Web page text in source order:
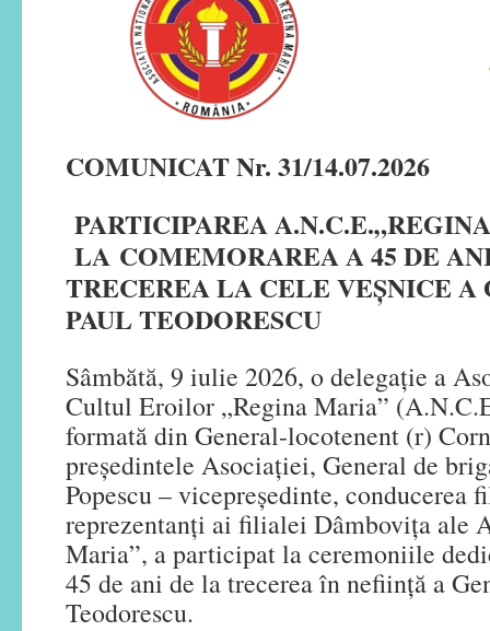
COMUNICAT Nr. 31/14.07.2026
PARTICIPAREA
LA COMEMORAREA A 45 DE
TRECEREA LA CELE VEȘNICE
PAUL TEODORESCU
Sâmbătă, 9 iulie 2026, o delegație a
Cultul Eroilor „Regina Maria”
formată din General-locotenent (r)
președintele Asociației, General de
Popescu – vicepreședinte, conducerea
reprezentanți ai filialei Dâmbovița ale
Maria”, a participat la ceremoniile
45 de ani de la trecerea în neființă a
Teodorescu.